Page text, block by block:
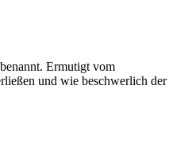
Ermutigt vom
und wie beschwerlich der